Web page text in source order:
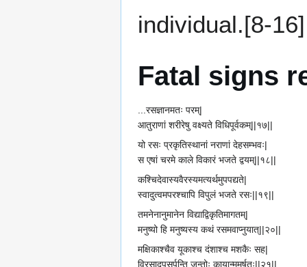
individual.[8-16]
Fatal signs
...रसज्ञानमतः परम्|
आतुराणां शरीरेषु वक्ष्यते विधिपूर्वकम्||१७||
यो रसः प्रकृतिस्थानां नराणां देहसम्भवः|
स एषां चरमे काले विकारं भजते द्वयम्||१८||
कश्चिदेवास्यवैरस्यमत्यर्थमुपपद्यते|
स्वादुत्वमपरश्चापि विपुलं भजते रसः||१९||
तमनेनानुमानेन विद्याद्विकृतिमागतम्|
मनुष्यो हि मनुष्यस्य कथं रसमवाप्नुयात्||२०||
मक्षिकाश्चैव यूकाश्च दंशाश्च मशकैः सह|
विरसादपसर्पन्ति जन्तोः कायान्मुमूर्षतः||२१||